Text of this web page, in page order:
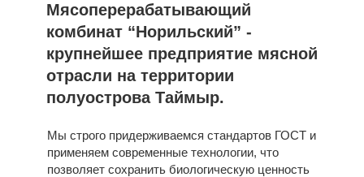
Мы строго придерживаемся стандартов ГОСТ и
применяем современные технологии, что
позволяет сохранить биологическую ценность
Мясоперерабатывающий
комбинат “Норильский” -
крупнейшее предприятие мясной
отрасли на территории
полуострова Таймыр.